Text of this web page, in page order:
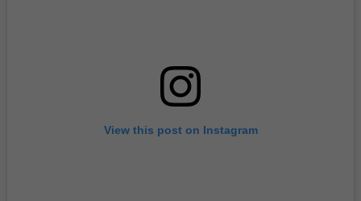
View this post on Instagram